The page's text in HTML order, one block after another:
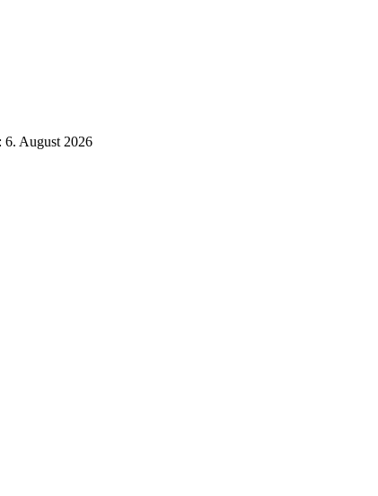
6. August 2026